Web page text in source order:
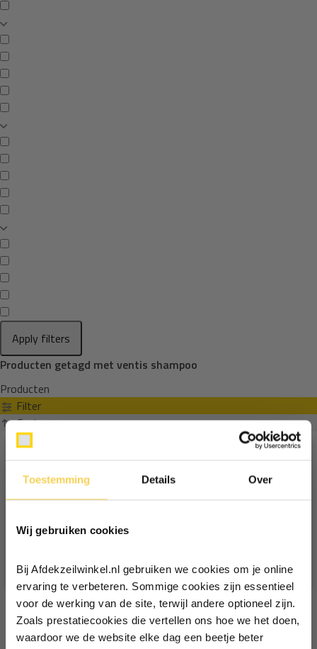
Toestemming Details Over
Wij gebruiken cookies
Bij Afdekzeilwinkel.nl gebruiken we cookies om je online
ervaring te verbeteren. Sommige cookies zijn essentieel
voor de werking van de site, terwijl andere optioneel zijn.
Zoals prestatiecookies die vertellen ons hoe we het doen,
waardoor we de website elke dag een beetje beter
Apply filters
Producten getagd met ventis shampoo
Producten
Filter
Sorteren op
Ontvang €5,- korting!
Schrijf je in voor de nieuwsbrief en
Vul je e-mailadres in‍⁪⁪
Particulier Zakelijk